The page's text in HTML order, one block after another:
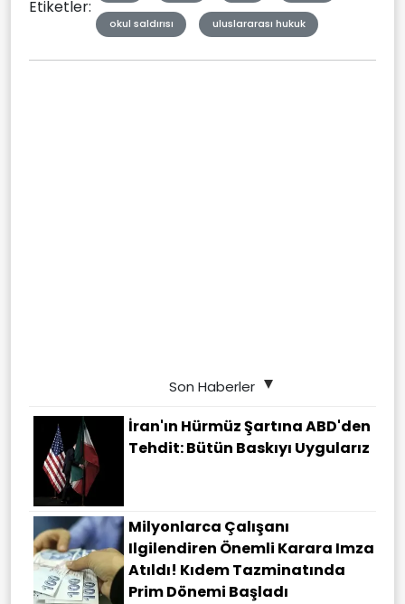
Etiketler:
okul saldırısı uluslararası hukuk
Son Haberler
İran'ın Hürmüz Şartına ABD'den
Tehdit: Bütün Baskıyı Uygularız
Milyonlarca Çalışanı
Ilgilendiren Önemli Karara Imza
Atıldı! Kıdem Tazminatında
Prim Dönemi Başladı